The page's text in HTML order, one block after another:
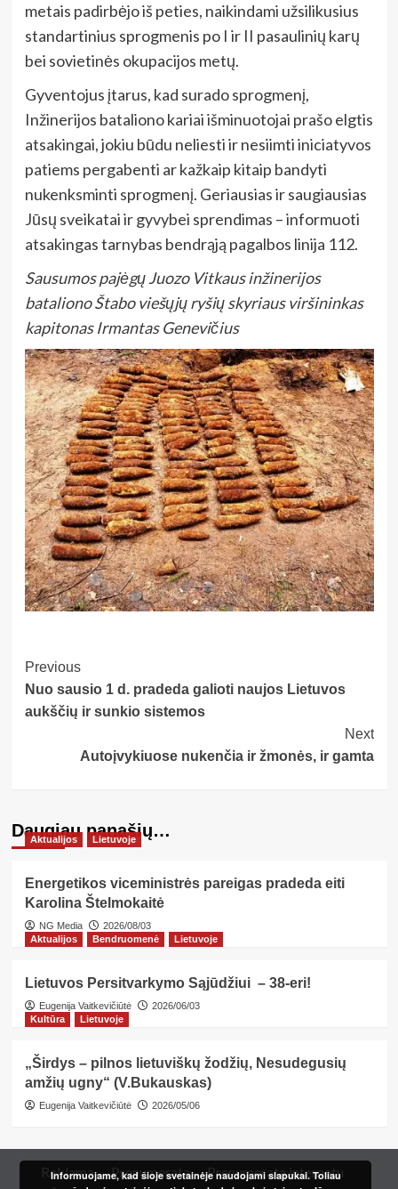
metais padirbėjo iš peties, naikindami užsilikusius
standartinius sprogmenis po I ir II pasaulinių karų
bei sovietinės okupacijos metų.
Gyventojus įtarus, kad surado sprogmenį,
Inžinerijos bataliono kariai išminuotojai prašo elgtis
atsakingai, jokiu būdu neliesti ir nesiimti iniciatyvos
patiems pergabenti ar kažkaip kitaip bandyti
nukenksminti sprogmenį. Geriausias ir saugiausias
Jūsų sveikatai ir gyvybei sprendimas – informuoti
atsakingas tarnybas bendrąją pagalbos linija 112.
Sausumos pajėgų Juozo Vitkaus inžinerijos
bataliono Štabo viešųjų ryšių skyriaus viršininkas
kapitonas Irmantas Genevičius
Post
Navigation
Previous
Nuo sausio 1 d. pradeda galioti naujos Lietuvos
aukščių ir sunkio sistemos
Next
Autoįvykiuose nukenčia ir žmonės, ir gamta
Daugiau panašių…
Aktualijos Lietuvoje
Energetikos viceministrės pareigas pradeda eiti
Karolina Štelmokaitė
NG Media
2026/08/03
Aktualijos
Bendruomenė Lietuvoje
Lietuvos Persitvarkymo Sąjūdžiui – 38-eri!
Eugenija Vaitkevičiūtė
2026/06/03
Kultūra
Lietuvoje
„Širdys – pilnos lietuviškų žodžių, Nesudegusių
amžių ugny“ (V.Bukauskas)
Eugenija Vaitkevičiūtė 2026/05/06
Reklama Prenumerata
Prenumerata internetu
Informuojame, kad šioje svetainėje naudojami slapukai. Toliau